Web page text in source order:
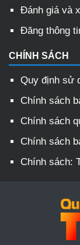
Đánh giá và
Đăng thông
CHÍNH SÁCH
Quy định sử
Chính sách
Chính sách
Chính sách
Chính sách: